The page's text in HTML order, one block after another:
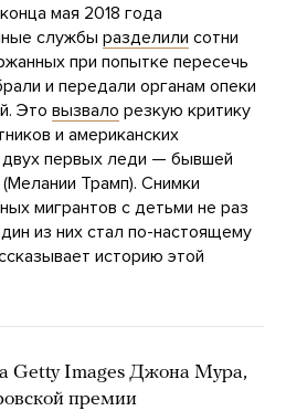
мая 2018 года
службы разделили сотни
при попытке пересечь
и передали органам опеки
Это вызвало резкую критику
и американских
двух первых леди — бывшей
Трамп). Снимки
мигрантов с детьми не раз
из них стал по-настоящему
историю этой
Getty Images Джона Мура,
премии